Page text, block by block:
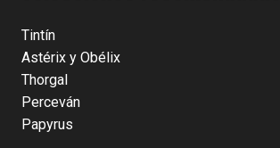
Tintín
Astérix y Obélix
Thorgal
Perceván
Papyrus